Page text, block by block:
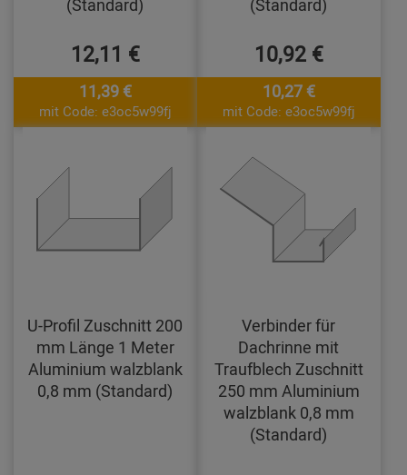
(Standard)
12,11 €
11,39 €
mit Code: e3oc5w99fj
(Standard)
10,92 €
10,27 €
mit Code: e3oc5w99fj
U-Profil Zuschnitt 200
mm Länge 1 Meter
Aluminium walzblank
0,8 mm (Standard)
Verbinder für
Dachrinne mit
Traufblech Zuschnitt
250 mm Aluminium
walzblank 0,8 mm
(Standard)